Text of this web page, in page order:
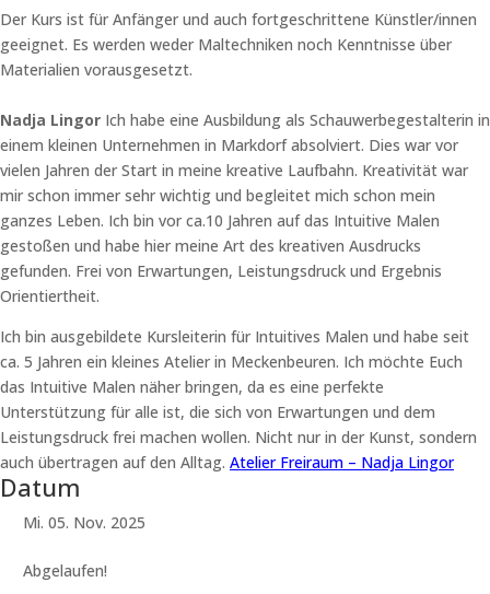
Der Kurs ist für Anfänger und auch fortgeschrittene Künstler/innen
geeignet. Es werden weder Maltechniken noch Kenntnisse über
Materialien vorausgesetzt.
Nadja Lingor Ich habe eine Ausbildung als Schauwerbegestalterin in
einem kleinen Unternehmen in Markdorf absolviert. Dies war vor
vielen Jahren der Start in meine kreative Laufbahn. Kreativität war
mir schon immer sehr wichtig und begleitet mich schon mein
ganzes Leben. Ich bin vor ca.10 Jahren auf das Intuitive Malen
gestoßen und habe hier meine Art des kreativen Ausdrucks
gefunden. Frei von Erwartungen, Leistungsdruck und Ergebnis
Orientiertheit.
Ich bin ausgebildete Kursleiterin für Intuitives Malen und habe seit
ca. 5 Jahren ein kleines Atelier in Meckenbeuren. Ich möchte Euch
das Intuitive Malen näher bringen, da es eine perfekte
Unterstützung für alle ist, die sich von Erwartungen und dem
Leistungsdruck frei machen wollen. Nicht nur in der Kunst, sondern
auch übertragen auf den Alltag. Atelier Freiraum – Nadja Lingor
Datum
Mi. 05. Nov. 2025
Abgelaufen!